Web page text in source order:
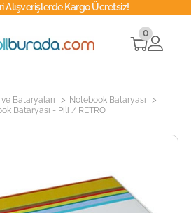
Alışverişlerde Kargo Ücretsiz!
0
Bataryaları > Notebook Bataryası >
Bataryası - Pili / RETRO